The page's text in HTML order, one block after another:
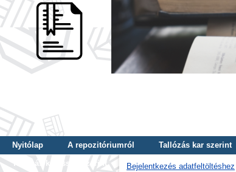
Nyitólap A repozitóriumról Tallózás kar szerint
Tallózás kulcsszó szerint
Bejelentkezés adatfeltöltéshez